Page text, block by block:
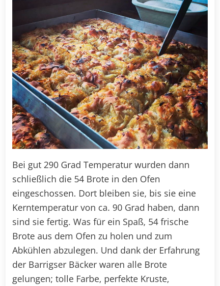
Bei gut 290 Grad Temperatur wurden dann
schließlich die 54 Brote in den Ofen
eingeschossen. Dort bleiben sie, bis sie eine
Kerntemperatur von ca. 90 Grad haben, dann
sind sie fertig. Was für ein Spaß, 54 frische
Brote aus dem Ofen zu holen und zum
Abkühlen abzulegen. Und dank der Erfahrung
der Barrigser Bäcker waren alle Brote
gelungen; tolle Farbe, perfekte Kruste,